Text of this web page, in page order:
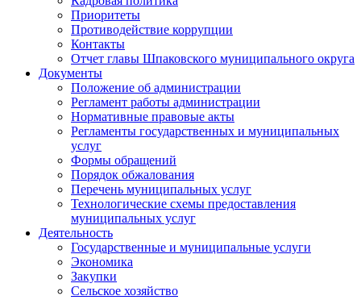
Приоритеты
Противодействие коррупции
Контакты
Отчет главы Шпаковского муниципального округа
Документы
Положение об администрации
Регламент работы администрации
Нормативные правовые акты
Регламенты государственных и муниципальных
услуг
Формы обращений
Порядок обжалования
Перечень муниципальных услуг
Технологические схемы предоставления
муниципальных услуг
Деятельность
Государственные и муниципальные услуги
Экономика
Закупки
Сельское хозяйство